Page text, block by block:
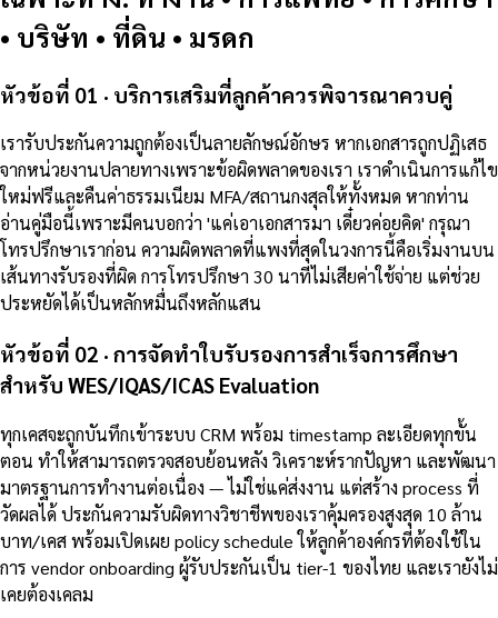
• บริษัท • ที่ดิน • มรดก
หัวข้อที่ 01 · บริการเสริมที่ลูกค้าควรพิจารณาควบคู่
เรารับประกันความถูกต้องเป็นลายลักษณ์อักษร หากเอกสารถูกปฏิเสธ
จากหน่วยงานปลายทางเพราะข้อผิดพลาดของเรา เราดำเนินการแก้ไข
ใหม่ฟรีและคืนค่าธรรมเนียม MFA/สถานกงสุลให้ทั้งหมด หากท่าน
อ่านคู่มือนี้เพราะมีคนบอกว่า 'แค่เอาเอกสารมา เดี๋ยวค่อยคิด' กรุณา
โทรปรึกษาเราก่อน ความผิดพลาดที่แพงที่สุดในวงการนี้คือเริ่มงานบน
เส้นทางรับรองที่ผิด การโทรปรึกษา 30 นาทีไม่เสียค่าใช้จ่าย แต่ช่วย
ประหยัดได้เป็นหลักหมื่นถึงหลักแสน
หัวข้อที่ 02 · การจัดทำใบรับรองการสำเร็จการศึกษา
สำหรับ WES/IQAS/ICAS Evaluation
ทุกเคสจะถูกบันทึกเข้าระบบ CRM พร้อม timestamp ละเอียดทุกขั้น
ตอน ทำให้สามารถตรวจสอบย้อนหลัง วิเคราะห์รากปัญหา และพัฒนา
มาตรฐานการทำงานต่อเนื่อง — ไม่ใช่แค่ส่งงาน แต่สร้าง process ที่
วัดผลได้ ประกันความรับผิดทางวิชาชีพของเราคุ้มครองสูงสุด 10 ล้าน
บาท/เคส พร้อมเปิดเผย policy schedule ให้ลูกค้าองค์กรที่ต้องใช้ใน
การ vendor onboarding ผู้รับประกันเป็น tier-1 ของไทย และเรายังไม่
เคยต้องเคลม